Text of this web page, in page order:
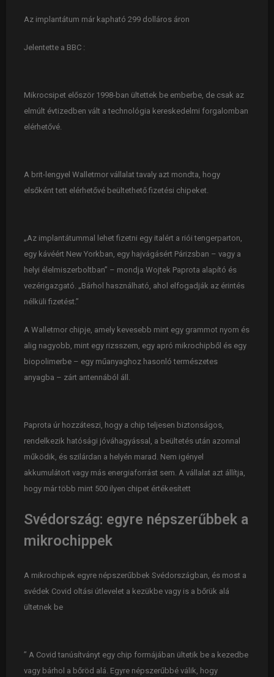
Az implantátum már kapható 299 dolláros áron
Jelentette a BBC :
Mikrocsipet először 1998-ban ültettek be emberbe, de csak az
elmúlt évtizedben vált a technológia kereskedelmi forgalomban
elérhetővé.
A brit-lengyel Walletmor vállalat tavaly azt mondta, hogy
elsőként tett elérhetővé beültethető fizetési chipeket.
„Az implantátummal lehet fizetni egy italért a riói tengerparton,
egy kávéért New Yorkban, egy hajvágásért Párizsban – vagy a
helyi élelmiszerboltban” – mondja Wojtek Paprota alapító és
vezérigazgató. „Bárhol használható, ahol elfogadják az érintés
nélküli fizetést.”
A Walletmor chipje, amely kevesebb mint egy grammot nyom és
alig nagyobb, mint egy rizsszem, egy apró mikrochipből és egy
biopolimerbe – egy műanyaghoz hasonló természetes
anyagba – zárt antennából áll.
Paprota úr hozzáteszi, hogy a chip teljesen biztonságos,
rendelkezik hatósági jóváhagyással, a beültetés után azonnal
működik, és szilárdan a helyén marad. Nem igényel
akkumulátort vagy más energiaforrást sem. A vállalat azt állítja,
hogy már több mint 500 ilyen chipet értékesített
Svédország: egyre népszerűbbek a
mikrochippek
A mikrochipek egyre népszerűbbek Svédországban, és most a
svédek Covid oltási útlevelet a kezükbe vagy is a bőrük alá
ültetnek be
” A Covid tanúsítványt egy chip formájában ültetik be a kezedbe
vagy bárhol a bőröd alá. Egyre népszerűbbé válik, hogy